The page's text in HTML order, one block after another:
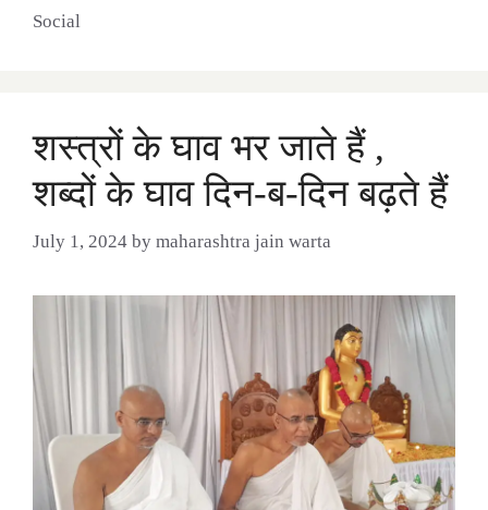
Social
शस्त्रों के घाव भर जाते हैं ,
शब्दों के घाव दिन-ब-दिन बढ़ते हैं
July 1, 2024 by maharashtra jain warta